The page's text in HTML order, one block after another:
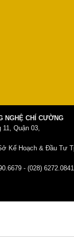
NGHỆ CHÍ CƯỜNG
Quận 03,
Kế Hoạch & Đầu Tư
- (028) 6272.0841